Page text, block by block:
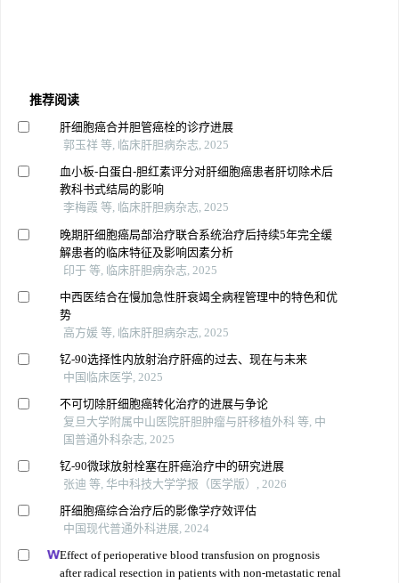
推荐阅读
肝细胞癌合并胆管癌栓的诊疗进展
郭玉祥 等, 临床肝胆病杂志, 2025
血小板-白蛋白-胆红素评分对肝细胞癌患者肝切除术后
教科书式结局的影响
李梅霞 等, 临床肝胆病杂志, 2025
晚期肝细胞癌局部治疗联合系统治疗后持续5年完全缓
解患者的临床特征及影响因素分析
印于 等, 临床肝胆病杂志, 2025
中西医结合在慢加急性肝衰竭全病程管理中的特色和优
势
高方媛 等, 临床肝胆病杂志, 2025
钇-90选择性内放射治疗肝癌的过去、现在与未来
中国临床医学, 2025
不可切除肝细胞癌转化治疗的进展与争论
复旦大学附属中山医院肝胆肿瘤与肝移植外科 等, 中
国普通外科杂志, 2025
钇-90微球放射栓塞在肝癌治疗中的研究进展
张迪 等, 华中科技大学学报（医学版）, 2026
肝细胞癌综合治疗后的影像学疗效评估
中国现代普通外科进展, 2024
Effect of perioperative blood transfusion on prognosis
after radical resection in patients with non-metastatic renal